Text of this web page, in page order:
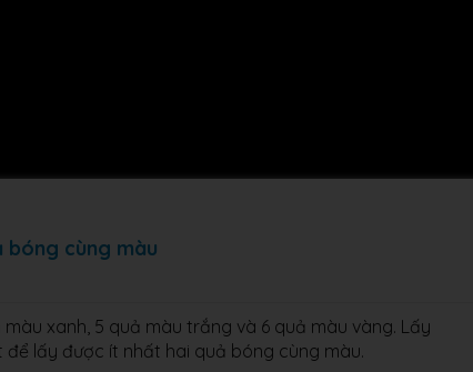
bóng cùng màu
xanh, 5 quả màu trắng và 6 quả màu vàng. Lấy
lấy được ít nhất hai quả bóng cùng màu.